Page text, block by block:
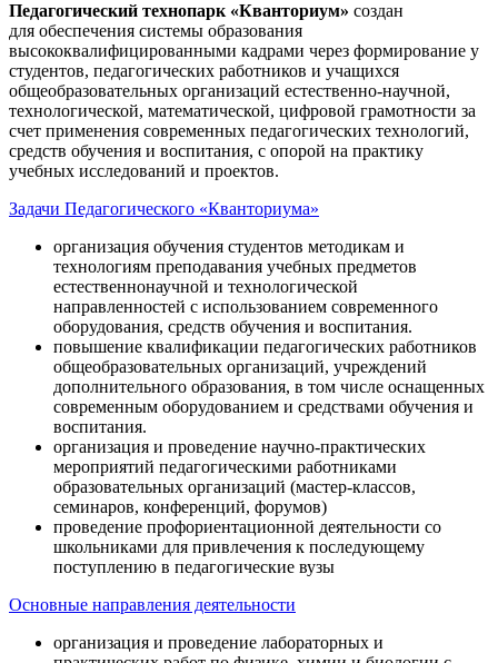
Педагогический технопарк «Кванториум» создан
для обеспечения системы образования
высококвалифицированными кадрами через формирование у
студентов, педагогических работников и учащихся
общеобразовательных организаций естественно-научной,
технологической, математической, цифровой грамотности за
счет применения современных педагогических технологий,
средств обучения и воспитания, с опорой на практику
учебных исследований и проектов.
Задачи Педагогического «Кванториума»
организация обучения студентов методикам и
технологиям преподавания учебных предметов
естественнонаучной и технологической
направленностей с использованием современного
оборудования, средств обучения и воспитания.
повышение квалификации педагогических работников
общеобразовательных организаций, учреждений
дополнительного образования, в том числе оснащенных
современным оборудованием и средствами обучения и
воспитания.
организация и проведение научно-практических
мероприятий педагогическими работниками
образовательных организаций (мастер-классов,
семинаров, конференций, форумов)
проведение профориентационной деятельности со
школьниками для привлечения к последующему
поступлению в педагогические вузы
Основные направления деятельности
организация и проведение лабораторных и